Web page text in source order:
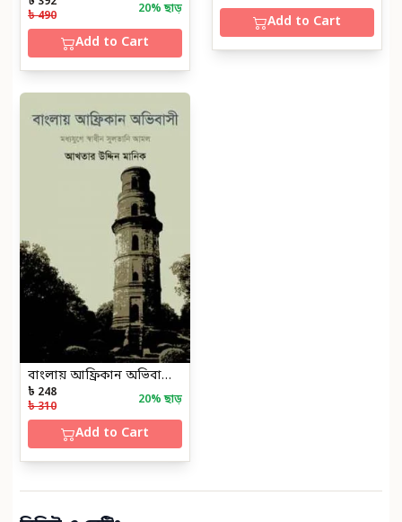
৳ 490
20% ছাড়
Add to Cart
Add to Cart
বাংলায় আফ্রিকান অভিবাসী স্বাধীন সুলতানী আমল
৳ 248
৳ 310
20% ছাড়
Add to Cart